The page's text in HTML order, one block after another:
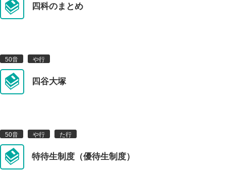
四科のまとめ
50音 や行
四谷大塚
50音 や行 た行
特待生制度（優待生制度）